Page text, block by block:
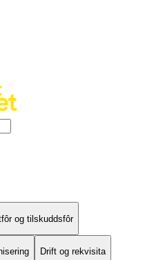
og tilskuddsfôr
Drift og rekvisita